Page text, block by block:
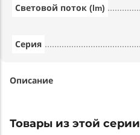
Световой поток (lm)
Серия
Описание
Товары из этой серии